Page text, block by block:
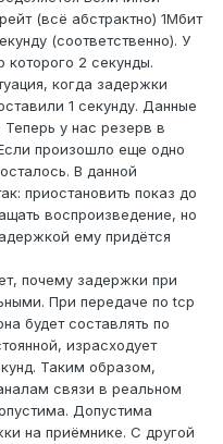
(всё абстрактно) 1Мбит
(соответственно). У
2 секунды.
когда задержки
1 секунду. Данные
у нас резерв в
произошло еще одно
В данной
приостановить показ до
воспроизведение, но
ему придётся
почему задержки при
При передаче по tcp
будет составлять по
израсходует
Таким образом,
связи в реальном
Допустима
на приёмнике. С другой